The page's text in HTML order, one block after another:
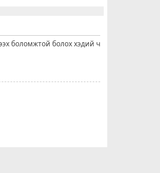
боломжтой болох хэдий ч